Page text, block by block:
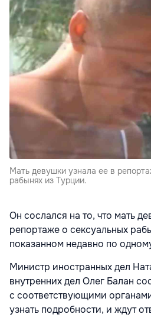
Мать девушки узнала ее в
рабынях из Турции.
Он сослался на то, что мать
репортаже о сексуальных
показанном недавно по
Министр иностранных дел
внутренних дел Олег Балан
с соответствующими
узнать подробности, и ждут